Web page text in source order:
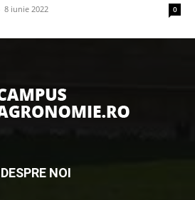
8 iunie 2022 0
DESPRE NOI